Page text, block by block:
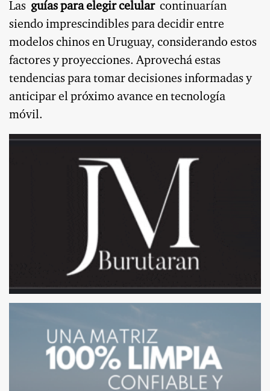
Las guías para elegir celularcontinuarían
siendo imprescindibles para decidir entre
modelos chinos en Uruguay, considerando estos
factores y proyecciones. Aprovechá estas
tendencias para tomar decisiones informadas y
anticipar el próximo avance en tecnología
móvil.